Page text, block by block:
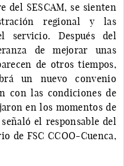
del SESCAM, se sienten
regional y las
servicio. Después del
de mejorar unas
de otros tiempos,
un nuevo convenio
con las condiciones de
en los momentos de
el responsable del
de FSC CCOO-Cuenca,